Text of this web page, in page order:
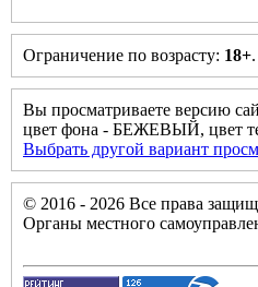
Ограничение по возрасту: 18+
Вы просматриваете версию
цвет фона - БЕЖЕВЫЙ, цвет
Выбрать другой вариант
© 2016 - 2026 Все права
Органы местного